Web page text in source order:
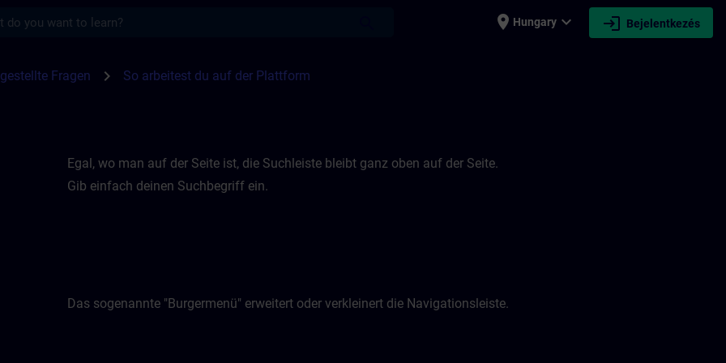
place Hungary expand_more login Bejelentkezés
Fragen chevron_right So arbeitest du auf der Plattform
Egal, wo man auf der Seite ist, die Suchleiste bleibt ganz oben auf der Seite.
Gib einfach deinen Suchbegriff ein.
Das sogenannte "Burgermenü" erweitert oder verkleinert die Navigationsleiste.